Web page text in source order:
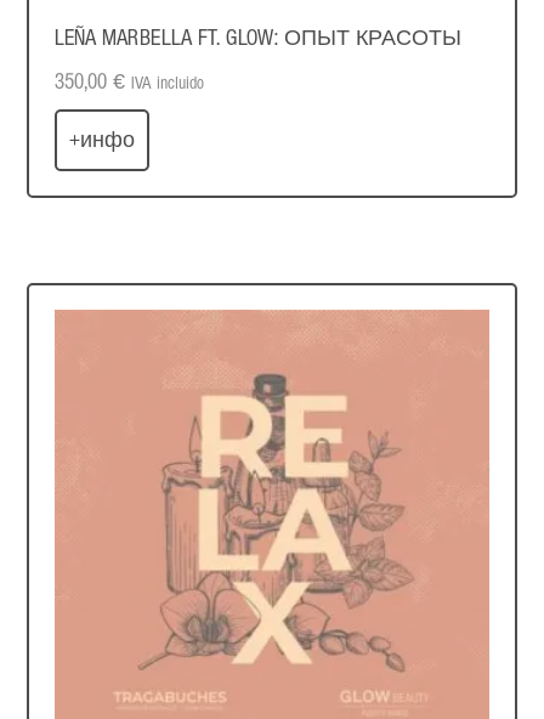
LEÑA MARBELLA FT. GLOW: ОПЫТ КРАСОТЫ
350,00 € IVA incluido
+инфо